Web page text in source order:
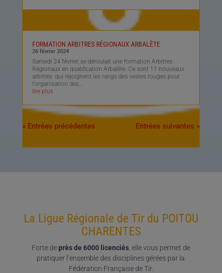
FORMATION ARBITRES RÉGIONAUX ARBALÈTE
26 février 2024
Samedi 24 février, se déroulait une formation Arbitres
Régionaux en qualification Arbalète. Ce sont 11 nouveaux
arbitres qui rejoignent les rangs des vestes rouges pour
l'organisation des...
lire plus
« Entrées précédentes Entrées suivantes »
La Ligue Régionale de Tir du POITOU
CHARENTES
Forte de près de 6000 licenciés, elle vous permet de
pratiquer l’ensemble des disciplines gérées par la
Fédération Française de Tir.